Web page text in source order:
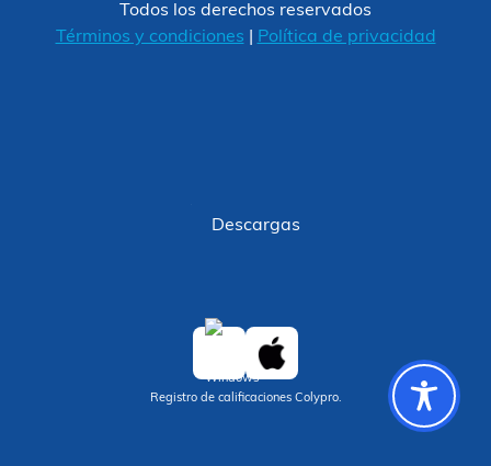
Todos los derechos reservados
Términos y condiciones
Política de privacidad
Descargas
Registro de calificaciones Colypro.